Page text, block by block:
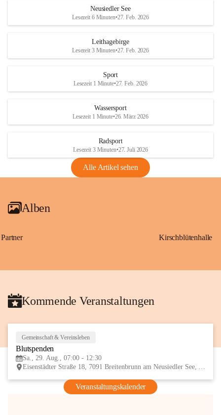
S
und den daraus folgenden wirtschaftlichen
Maßnahmen zur Bekämpfung
Rebe und der Amerikanischen
Anhang VBl. EU Nr. 18
1 Seite•1,4 MB
VBl. EU Nr. 18_2026
r
S
Neusiedler See
Lesezeit 6 Minuten•27. Feb. 2026
Leithagebirge
Lesezeit 3 Minuten•27. Feb. 2026
Sport
Lesezeit 1 Minute•27. Feb. 2026
Wassersport
Lesezeit 1 Minute•26. März 2026
Radsport
Lesezeit 3 Minuten•27. Juli 2026
Alle Artikel sehen
Alben
Partner Kirschblütenhalle
Kommende Veranstaltungen
Gemeinschaft & Vereinsleben
Blutspenden
Sa., 29. Aug., 07:00 - 12:30
Eisenstädter Straße 18, 7091 Breitenbrunn am Neusiedler See, AUT
Veranstaltungskalender